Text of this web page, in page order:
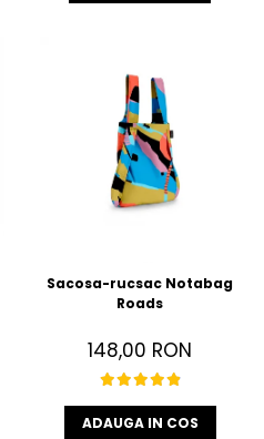
Sacosa-rucsac Notabag
Roads
148,00 RON
ADAUGA IN COS